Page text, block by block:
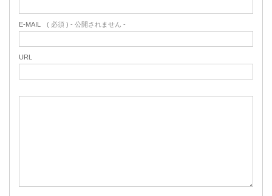
E-MAIL ( 必須 ) - 公開されません -
URL